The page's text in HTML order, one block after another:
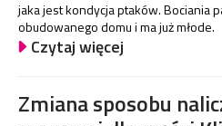
jaka jest kondycja ptaków. Bociania
obudowanego domu i ma już młode.
Czytaj więcej
Zmiana sposobu